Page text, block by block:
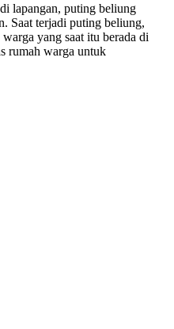
lapangan, puting beliung
Saat terjadi puting beliung,
yang saat itu berada di
rumah warga untuk